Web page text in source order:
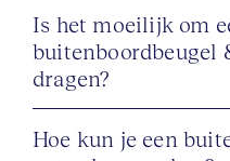
bijna onzichtbare
dat bijna niet
in 2018 speciaal
waarmee ze
ervaring heeft.
Is het moeilijk om
buitenboordbeugel
dragen?
Hoe kun je een